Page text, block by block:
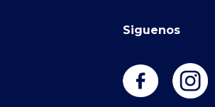
Siguenos